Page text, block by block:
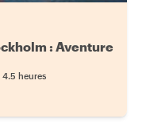
: Aventure
4.5 heures